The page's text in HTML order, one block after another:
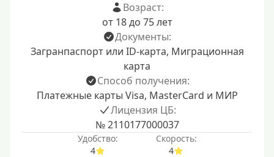
Возраст:
от 18 до 75 лет
Документы:
Загранпаспорт или ID-карта, Миграционная
карта
Способ получения:
Платежные карты Visa, MasterCard и МИР
Лицензия ЦБ:
№ 2110177000037
Удобство:
4
Скорость:
4